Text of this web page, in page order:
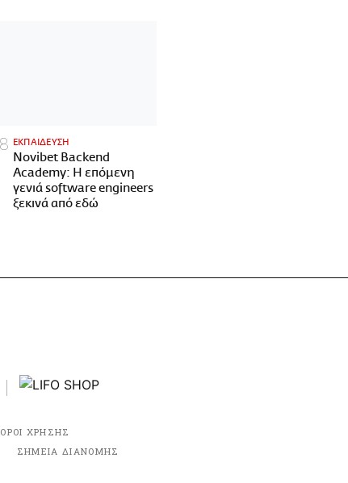
ΕΚΠΑΙΔΕΥΣΗ
Novibet Backend
Academy: Η επόμενη
γενιά software engineers
ξεκινά από εδώ
ΟΡΟΙ ΧΡΗΣΗΣ
ΣΗΜΕΙΑ ΔΙΑΝΟΜΗΣ